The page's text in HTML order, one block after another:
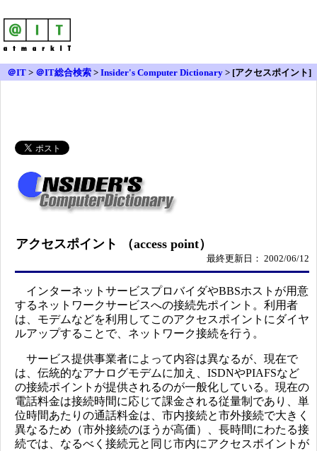
＠IT > ＠IT総合検索 > Insider's Computer Dictionary > [アクセスポイント]
アクセスポイント （access point）
最終更新日： 2002/06/12
インターネットサービスプロバイダやBBSホストが用意
するネットワークサービスへの接続先ポイント。利用者
は、モデムなどを利用してこのアクセスポイントにダイヤ
ルアップすることで、ネットワーク接続を行う。
サービス提供事業者によって内容は異なるが、現在で
は、伝統的なアナログモデムに加え、ISDNやPIAFSなど
の接続ポイントが提供されるのが一般化している。現在の
電話料金は接続時間に応じて課金される従量制であり、単
位時間あたりの通話料金は、市内接続と市外接続で大きく
異なるため（市外接続のほうが高価）、長時間にわたる接
続では、なるべく接続元と同じ市内にアクセスポイントが